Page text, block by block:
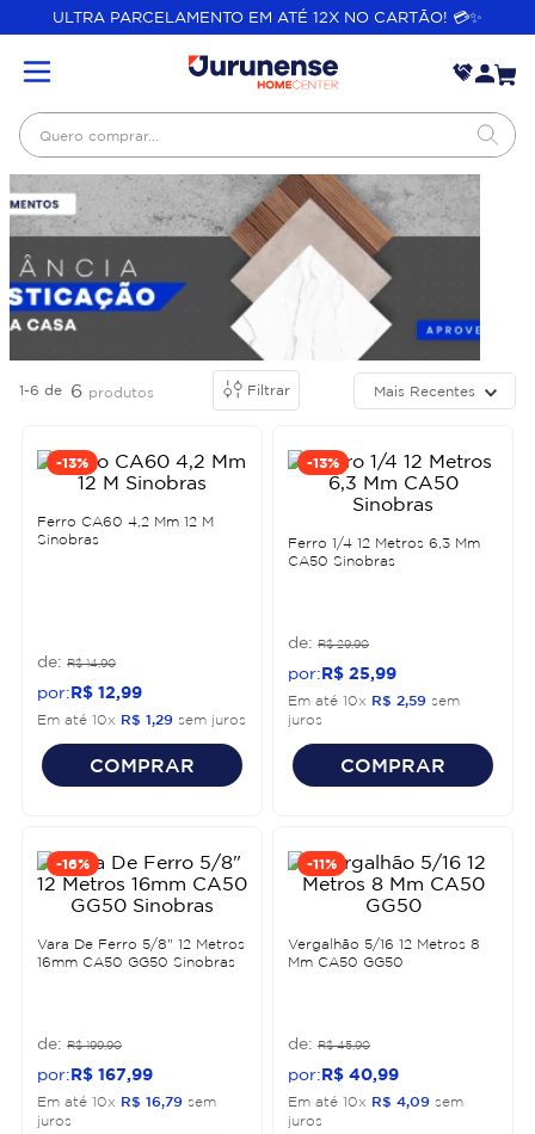
ULTRA PARCELAMENTO EM ATÉ 12X NO CARTÃO! 💳✨
Quero comprar...
1-6 de 6 produtos Filtrar Mais Recentes
-13%
Ferro CA60 4,2 Mm 12 M
Sinobras
R$ 14,90
R$ 12 99
Em até 10x R$ 1 29 sem juros
COMPRAR
-13%
Ferro 1/4 12 Metros 6,3 Mm
CA50 Sinobras
R$ 29,90
R$ 25 99
Em até 10x R$ 2 59 sem
juros
COMPRAR
-16%
Vara De Ferro 5/8" 12 Metros
16mm CA50 GG50 Sinobras
R$ 199,90
R$ 167 99
Em até 10x R$ 16 79 sem
juros
-11%
Vergalhão 5/16 12 Metros 8
Mm CA50 GG50
R$ 45,90
R$ 40 99
Em até 10x R$ 4 09 sem
juros